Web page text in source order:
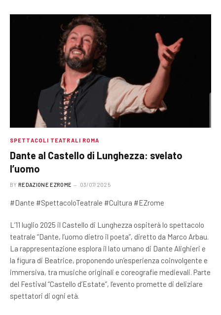
SPETTACOLI TEATRALI ROMA
Dante al Castello di Lunghezza: svelato
l’uomo
BY REDAZIONE EZROME 03/07/2025
#Dante #SpettacoloTeatrale #Cultura #EZrome
L’11 luglio 2025 il Castello di Lunghezza ospiterà lo spettacolo
teatrale “Dante, l’uomo dietro il poeta”, diretto da Marco Arbau.
La rappresentazione esplora il lato umano di Dante Alighieri e
la figura di Beatrice, proponendo un’esperienza coinvolgente e
immersiva, tra musiche originali e coreografie medievali. Parte
del Festival “Castello d’Estate”, l’evento promette di deliziare
spettatori di ogni età.